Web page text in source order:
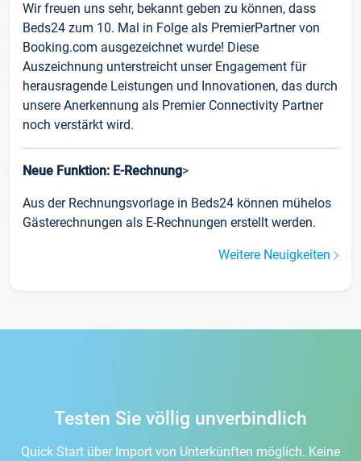
Wir freuen uns sehr, bekannt geben zu können, dass
Beds24 zum 10. Mal in Folge als PremierPartner von
Booking.com ausgezeichnet wurde! Diese
Auszeichnung unterstreicht unser Engagement für
herausragende Leistungen und Innovationen, das durch
unsere Anerkennung als Premier Connectivity Partner
noch verstärkt wird.
Neue Funktion: E-Rechnung>
Aus der Rechnungsvorlage in Beds24 können mühelos
Gästerechnungen als E-Rechnungen erstellt werden.
Weitere Neuigkeiten
Testen Sie völlig unverbindlich
Quick Start über Import von Unterkünften möglich. Keine